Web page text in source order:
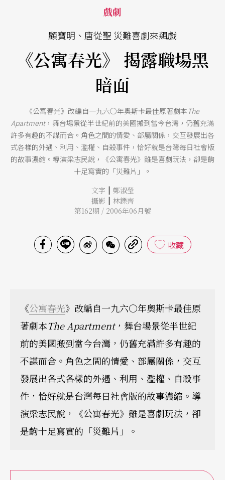
戲劇
顧寶明、唐從聖 災難喜劇來飆戲
《公寓春光》 揭露職場黑
暗面
《公寓春光》改編自一九六○年奧斯卡最佳原著劇本 The
Apartment，舞台場景從半世紀前的美國搬到當今台灣，仍舊充滿
許多有趣的不謀而合。角色之間的情愛、部屬關係，交互發展出各
式各樣的外遇、利用、濫權、自殺事件，恰好就是台灣每日社會版
的故事濃縮。導演梁志民說，《公寓春光》雖是喜劇玩法，卻是齣
十足寫實的「災難片」。
文字 | 鄭淑瑩
攝影 | 林鑠齊
第162期 / 2006年06月號
收藏
《公寓春光》改編自一九六○年奧斯卡最佳原
著劇本The Apartment，舞台場景從半世紀
前的美國搬到當今台灣，仍舊充滿許多有趣的
不謀而合。角色之間的情愛、部屬關係，交互
發展出各式各樣的外遇、利用、濫權、自殺事
件，恰好就是台灣每日社會版的故事濃縮。導
演梁志民說，《公寓春光》雖是喜劇玩法，卻
是齣十足寫實的「災難片」。